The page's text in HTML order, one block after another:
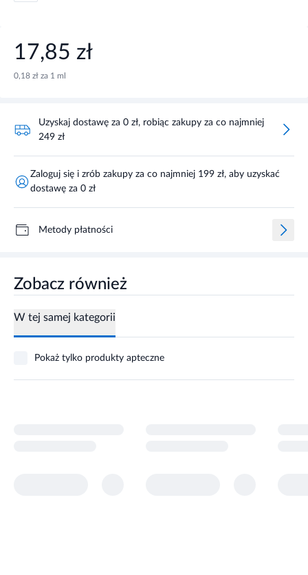
17,85 zł
0,18 zł za 1 ml
Uzyskaj dostawę za 0 zł, robiąc zakupy za co najmniej
249 zł
Zaloguj się i zrób zakupy za co najmniej 199 zł, aby uzyskać
dostawę za 0 zł
Metody płatności
Zobacz również
W tej samej kategorii
Pokaż tylko produkty apteczne